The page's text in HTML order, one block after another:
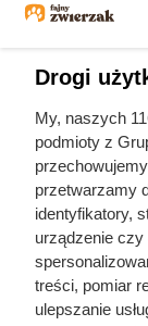
Drogi
My, naszych
podmioty z
przetwarzamy
identyfikatory,
urządzenie czy
treści, pomiar
ulepszanie